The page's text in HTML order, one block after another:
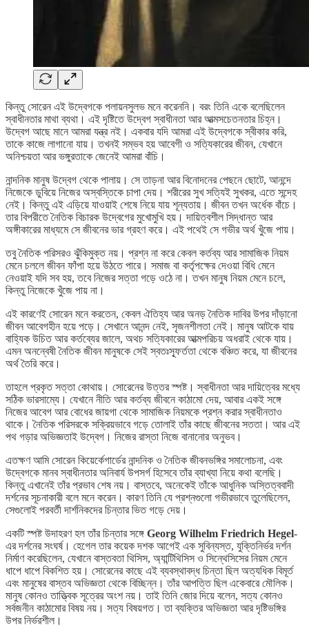
কিন্তু সোরেন এই উদ্বেগকে পলায়নসুলভ মনে করেননি। বরং তিনি একে বলেছিলেন
স্বাধীনতার মাথা ব্যথা। এই দৃষ্টিতে উদ্বেগ স্বাধীনতা আর আত্মসচেতনতার চিহ্ন।
উদ্বেগ আছে মানে আমরা যন্ত্র নই। একবার যদি আমরা এই উদ্বেগকে স্বীকার করি,
তাকে কাজে লাগানো যায়। তখনই সম্ভব হয় আবেগী ও সত্যিকারের জীবন, যেখানে
অনিশ্চয়তা আর ভঙ্গুরতাকে জেনেই আমরা বাঁচি।
নান্দনিক মানুষ উদ্বেগ থেকে পালায়। সে তাড়না আর বিনোদনের পেছনে ছোটে, আনন্দে
নিজেকে ডুবিয়ে নিজের অস্বস্তিকে চাপা দেয়। শরীরের সুখ সত্যিই সুখকর, এতে সন্দেহ
নেই। কিন্তু এই এড়িয়ে যাওয়াই শেষে নিয়ে যায় শূন্যতায়। জীবন তখন অর্ধেক বাঁচে।
তার বিপরীতে নৈতিক বিচারক উদ্বেগের মুখোমুখি হয়। দায়িত্বশীল সিদ্ধান্ত আর
অঙ্গীকারের মাধ্যমে সে জীবনের ভার গ্রহণ করে। এই পথেই সে গভীর অর্থ খুঁজে পায়।
তবু নৈতিক পরিসরও ঝুঁকিমুক্ত নয়। প্রশ্ন না করে কেবল কর্তব্য আর সামাজিক নিয়ম
মেনে চললে জীবন ফাঁপা হয়ে উঠতে পারে। সমাজ বা কর্তৃপক্ষের দেওয়া বিধি মেনে
নেওয়াই যদি সব হয়, তবে নিজের সত্তা গড়ে ওঠে না। তখন মানুষ নিয়ম মেনে চলে,
কিন্তু নিজেকে খুঁজে পায় না।
এই কারণেই সোরেন মনে করতেন, কেবল ঐতিহ্য আর অনড় নৈতিক দাবির উপর দাঁড়ানো
জীবন আবেগহীন হয়ে পড়ে। সেখানে আনন্দ নেই, সৃজনশীলতা নেই। মানুষ আটকে যায়
বাহ্যিক উচিত আর কর্তব্যের জালে, অথচ সত্যিকারের আত্মপরিচয় অধরাই থেকে যায়।
এমন অনন্বেষী নৈতিক জীবন মানুষকে সেই স্বতঃস্ফূর্ততা থেকে বঞ্চিত করে, যা জীবনের
অর্থ তৈরি করে।
তাহলে প্রকৃত সত্তা কোথায়। সোরেনের উত্তর স্পষ্ট। স্বাধীনতা আর দায়িত্বের মধ্যে
সঠিক ভারসাম্যে। যেখানে নীতি আর কর্তব্য জীবনে কাঠামো দেয়, আবার একই সঙ্গে
নিজের আবেগ আর বোধের জায়গা থেকে সামাজিক নিয়মকে প্রশ্ন করার স্বাধীনতাও
থাকে। নৈতিক পরিসরকে সক্রিয়ভাবে গড়ে তোলাই তাঁর কাছে জীবনের সততা। আর এই
পথ গড়ার অভিজ্ঞতাই উদ্বেগ। নিজের রাস্তা নিজে বানানোর অনুভব।
এতক্ষণ আমি সোরেন কিয়ের্কেগার্ডের নান্দনিক ও নৈতিক জীবনভঙ্গির সমালোচনা, এবং
উদ্বেগকে মানব স্বাধীনতার অনিবার্য উপসর্গ হিসেবে তাঁর ব্যাখ্যা নিয়ে কথা বলেছি।
কিন্তু এখানেই তাঁর প্রভাব শেষ নয়। বাস্তবে, অনেকেই তাঁকে আধুনিক অস্তিত্ববাদী
দর্শনের সূচনাকারী বলে মনে করেন। কারণ তিনি যে প্রশ্নগুলো গভীরভাবে তুলেছিলেন,
সেগুলোই পরবর্তী দার্শনিকদের চিন্তার ভিত গড়ে দেয়।
একটি স্পষ্ট উদাহরণ হল তাঁর চিন্তার সঙ্গে Georg Wilhelm Friedrich Hegel-
এর দর্শনের সংঘর্ষ। হেগেল তার কয়েক দশক আগেই এক সুবিন্যস্ত, যুক্তিনির্ভর দর্শন
নির্মাণ করেছিলেন, যেখানে বাস্তবতা থিসিস, অ্যান্টিথিসিস ও সিন্থেসিসের নিয়ম মেনে
ধাপে ধাপে বিকশিত হয়। সোরেনের কাছে এই ব্যবস্থাবদ্ধ চিন্তা ছিল অত্যধিক বিমূর্ত
এবং মানুষের বাস্তব অভিজ্ঞতা থেকে বিচ্ছিন্ন। তাঁর আপত্তি ছিল একেবারে মৌলিক।
মানুষ কোনও তাত্ত্বিক সূত্রের অংশ নয়। তাই তিনি জোর দিয়ে বলেন, সত্য কোনও
সর্বজনীন কাঠামোর বিষয় নয়। সত্য বিষয়গত। তা ব্যক্তির অভিজ্ঞতা আর দৃষ্টিভঙ্গির
উপর নির্ভরশীল।